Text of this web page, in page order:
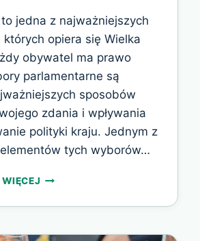
jedna z najważniejszych
opiera się Wielka
obywatel ma prawo
parlamentarne są
sposobów
zdania i wpływania
polityki kraju. Jednym z
tych wyborów…
75
WYBORCZYCH
WIELKIEJ